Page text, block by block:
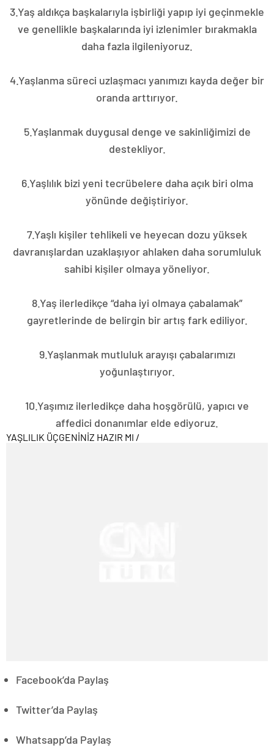
3.Yaş aldıkça başkalarıyla işbirliği yapıp iyi geçinmekle
ve genellikle başkalarında iyi izlenimler bırakmakla
daha fazla ilgileniyoruz.
4.Yaşlanma süreci uzlaşmacı yanımızı kayda değer bir
oranda arttırıyor.
5.Yaşlanmak duygusal denge ve sakinliğimizi de
destekliyor.
6.Yaşlılık bizi yeni tecrübelere daha açık biri olma
yönünde değiştiriyor.
7.Yaşlı kişiler tehlikeli ve heyecan dozu yüksek
davranışlardan uzaklaşıyor ahlaken daha sorumluluk
sahibi kişiler olmaya yöneliyor.
8.Yaş ilerledikçe “daha iyi olmaya çabalamak”
gayretlerinde de belirgin bir artış fark ediliyor.
9.Yaşlanmak mutluluk arayışı çabalarımızı
yoğunlaştırıyor.
10.Yaşımız ilerledikçe daha hoşgörülü, yapıcı ve
affedici donanımlar elde ediyoruz.
YAŞLILIK ÜÇGENİNİZ HAZIR MI /
Facebook’da Paylaş
Twitter’da Paylaş
Whatsapp’da Paylaş